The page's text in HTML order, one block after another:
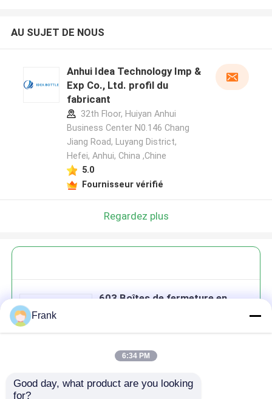
AU SUJET DE NOUS
Anhui Idea Technology Imp &
Exp Co., Ltd. profil du
fabricant
32th Floor, Huiyan Anhui
Business Center N0.146 Chang
Jiang Road, Luyang District,
Hefei, Anhui, China ,Chine
5.0
Fournisseur vérifié
Regardez plus
603 Boîtes de fermeture en
Continuer
Frank
6:34 PM
Good day, what product are you looking
for?